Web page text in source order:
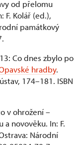
od přelomu
F. Kolář (ed.),
památkový
Co dnes zbylo po
hradby.
174–181. ISBN
v ohrožení –
novověku. In: F.
Národní